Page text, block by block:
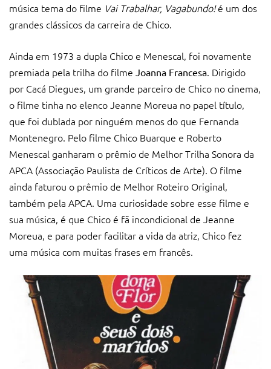
música tema do filme Vai Trabalhar, Vagabundo!é um dos
grandes clássicos da carreira de Chico.
Ainda em 1973 a dupla Chico e Menescal, foi novamente
premiada pela trilha do filme Joanna Francesa. Dirigido
por Cacá Diegues, um grande parceiro de Chico no cinema,
o filme tinha no elenco Jeanne Moreua no papel título,
que foi dublada por ninguém menos do que Fernanda
Montenegro. Pelo filme Chico Buarque e Roberto
Menescal ganharam o prêmio de Melhor Trilha Sonora da
APCA (Associação Paulista de Críticos de Arte). O filme
ainda faturou o prêmio de Melhor Roteiro Original,
também pela APCA. Uma curiosidade sobre esse filme e
sua música, é que Chico é fã incondicional de Jeanne
Moreua, e para poder facilitar a vida da atriz, Chico fez
uma música com muitas frases em francês.